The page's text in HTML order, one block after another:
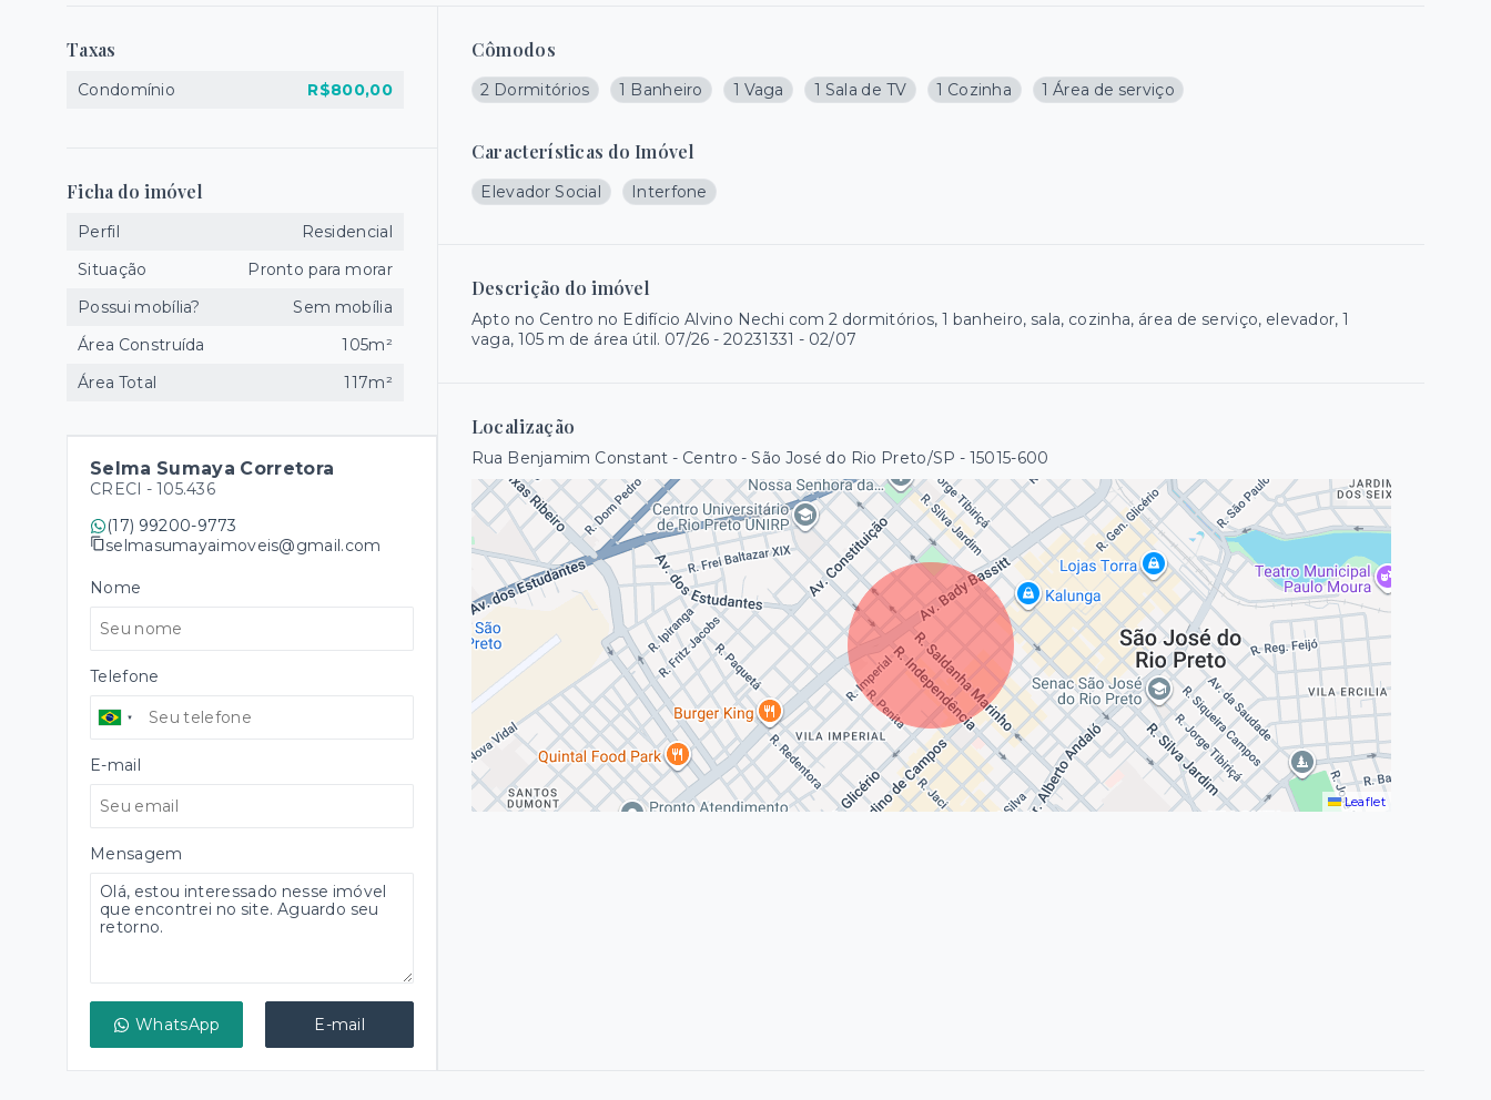
Cômodos
2 Dormitórios 1 Banheiro 1 Vaga 1 Sala de TV 1 Cozinha 1 Área de serviço
Características do Imóvel
Elevador Social Interfone
Descrição do imóvel
Apto no Centro no Edifício Alvino Nechi com 2 dormitórios, 1 banheiro, sala, cozinha, área de serviço, elevador, 1
vaga, 105 m de área útil. 07/26 - 20231331 - 02/07
Localização
Rua Benjamim Constant - Centro - São José do Rio Preto/SP - 15015-600
Leaflet
Taxas
Condomínio R$800,00
Ficha do imóvel
Perfil
Residencial
Situação
Pronto para morar
Possui mobília?
Sem mobília
Área Construída
105m²
Área Total
117m²
Selma Sumaya Corretora
CRECI - 105.436
(17) 99200-9773
selmasumayaimoveis@gmail.com
Nome
Telefone
E-mail
Mensagem
WhatsApp E-mail